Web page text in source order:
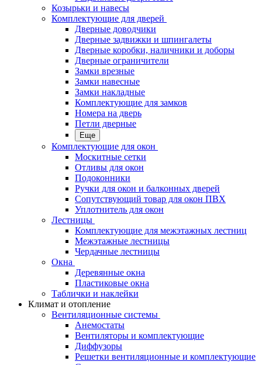
Козырьки и навесы
Комплектующие для дверей
Дверные доводчики
Дверные задвижки и шпингалеты
Дверные коробки, наличники и доборы
Дверные ограничители
Замки врезные
Замки навесные
Замки накладные
Комплектующие для замков
Номера на дверь
Петли дверные
Еще
Комплектующие для окон
Москитные сетки
Отливы для окон
Подоконники
Ручки для окон и балконных дверей
Сопутствующий товар для окон ПВХ
Уплотнитель для окон
Лестницы
Комплектующие для межэтажных лестниц
Межэтажные лестницы
Чердачные лестницы
Окна
Деревянные окна
Пластиковые окна
Таблички и наклейки
Климат и отопление
Вентиляционные системы
Анемостаты
Вентиляторы и комплектующие
Диффузоры
Решетки вентиляционные и комплектующие